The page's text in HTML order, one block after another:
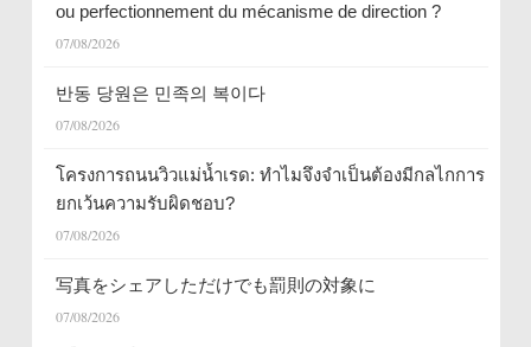
ou perfectionnement du mécanisme de direction ?
07/08/2026
반동 당원은 민족의 복이다
07/08/2026
โครงการถนนวิวแม่น้ำเรด: ทำไมจึงจำเป็นต้องมีกลไกการ
ยกเว้นความรับผิดชอบ?
07/08/2026
写真をシェアしただけでも罰則の対象に
07/08/2026